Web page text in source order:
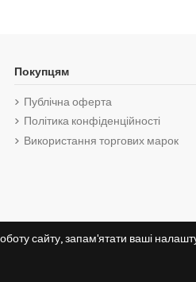
Покупцям
Публічна оферта
Політика конфіденційності
Використання торгових марок
сайту, запам'ятати ваші